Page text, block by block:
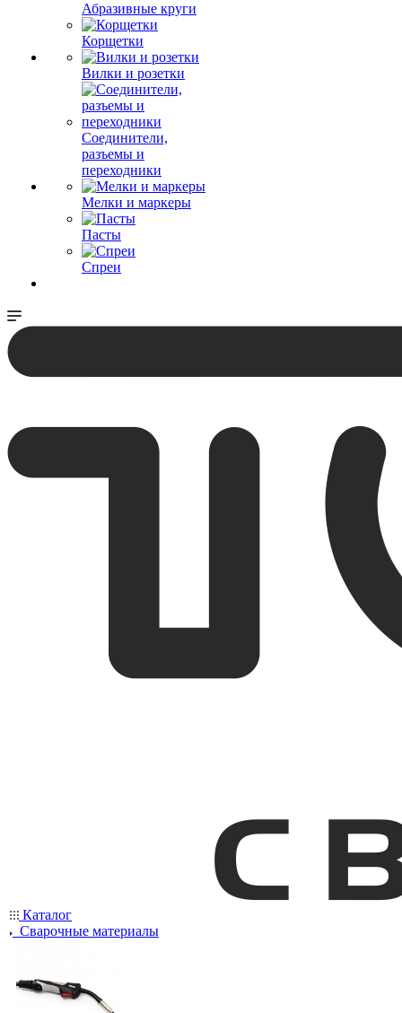
Абразивные круги
Корщетки
Вилки и розетки
Соединители,
разъемы и
переходники
Мелки и маркеры
Пасты
Спреи
Каталог
Сварочные материалы